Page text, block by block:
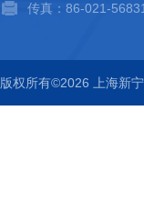
传真：86-021-
版权所有©2026 上海新